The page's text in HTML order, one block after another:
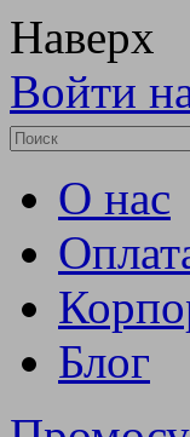
Наверх
Войти
О нас
Блог